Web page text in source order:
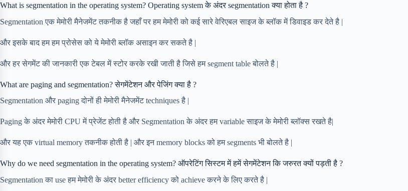
What is segmentation in the operating system? Operating system के अंदर segmentation क्या होता है ?
Segmentation एक मेमोरी मैनेजमेंट तकनीक है जहाँ पर हम मेमोरी को कई सारे वेरिएबल साइज के ब्लॉक में डिवाइड कर देते है |
और इसके बाद हम हम प्रोसेस को ये मेमोरी ब्लॉक असाइन कर सकते है |
और हर सेगमेंट की जानकारी एक टेबल में स्टोर करके रखी जाती है जिसे हम segment table बोलते है |
What are paging and segmentation? सेगमेंटेशन और पेजिंग क्या है ?
Segmentation और paging दोनों ही मेमोरी मैनेजमेंट techniques है |
Paging के अंदर मेमोरी CPU में प्रेजेंट होती है और Segmentation के अंदर हम variable साइज के मेमोरी ब्लॉक्स रखते है|
और यह एक virtual memory तकनीक होती है | और इन memory blocks को हम segments भी बोलते है |
Why do we need segmentation in the operating system? ऑपरेटिंग सिस्टम में हमें सेगमेंटेशन कि जरुरत क्यों पड़ती है ?
Segmentation का use हम मेमोरी के अंदर better efficiency को achieve करने के लिए करते है |